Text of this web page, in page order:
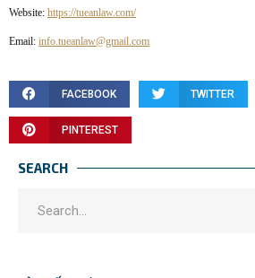
Website: https://tueanlaw.com/
Email: info.tueanlaw@gmail.com
FACEBOOK TWITTER
PINTEREST
SEARCH